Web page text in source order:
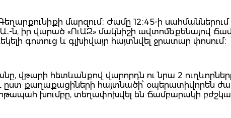
մարզում։ Ժամը 12։45-ի սահմաններում
ն, իր վարած «ՈւԱԶ» մակնիշի ավտոմեքենայով
գոտուց և գլխիվայր հայտնվել ջրատար փոսում։
վթարի հետևանքով վարորդն ու նրա 2
ըստ քաղաքացիների հայտնածի՝ օպերատիվորեն
խումբը, տեղափոխվել են Ճամբարակի